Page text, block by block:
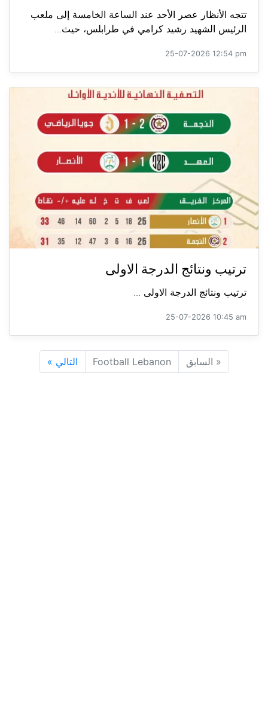
تتجه الأنظار عصر الأحد عند الساعة الخامسة إلى ملعب
الرئيس الشهيد رشيد كرامي في طرابلس، حيث...
25-07-2026 12:54 pm
ترتيب ونتائج الدرجة الاولى
ترتيب ونتائج الدرجة الاولى ...
25-07-2026 10:45 am
« السابق Football Lebanon التالي »